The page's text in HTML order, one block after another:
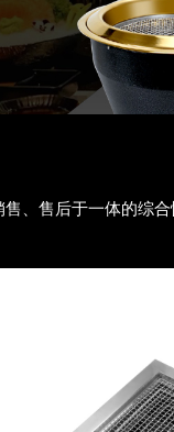
、售后于一体的综